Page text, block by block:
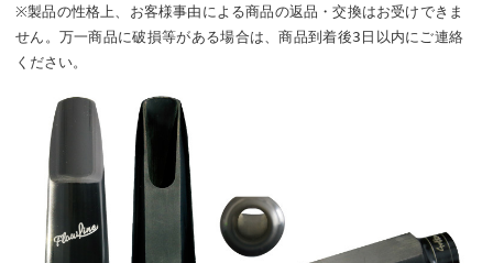
※製品の性格上、お客様事由による商品の返品・交換はお受けできま
せん。万一商品に破損等がある場合は、商品到着後3日以内にご連絡
ください。